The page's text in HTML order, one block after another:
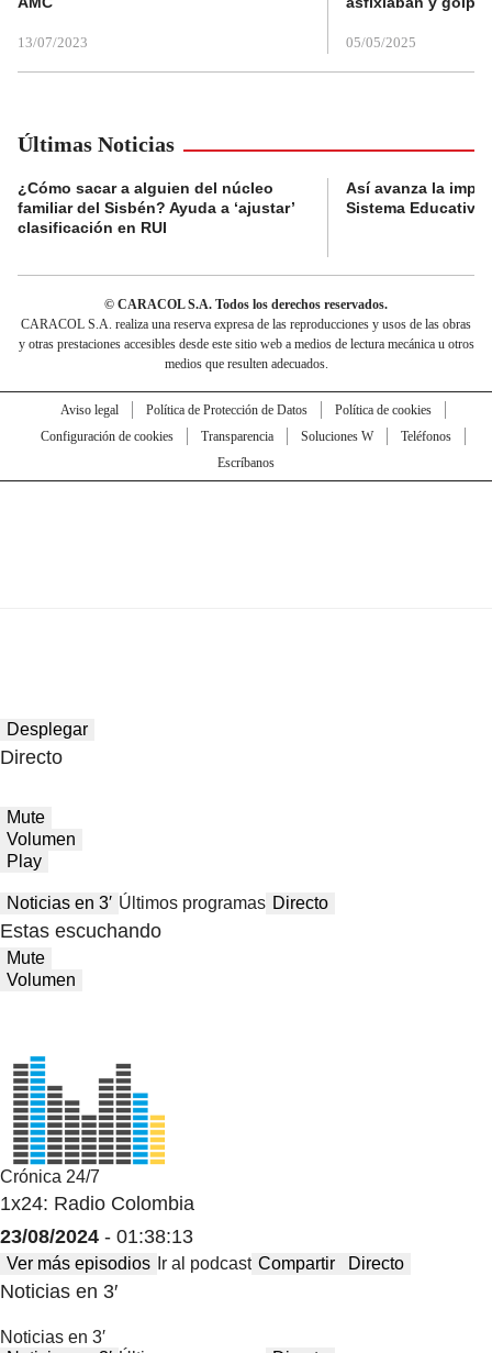
13/07/2023 05/05/2025
Últimas Noticias
¿Cómo sacar a alguien del núcleo
familiar del Sisbén? Ayuda a ‘ajustar’
clasificación en RUI
Así avanza la
Sistema Educativo
© CARACOL S.A. Todos los derechos reservados.
CARACOL S.A. realiza una reserva expresa de las reproducciones y usos de las obras
y otras prestaciones accesibles desde este sitio web a medios de lectura mecánica u otros
medios que resulten adecuados.
Aviso legal Política de Protección de Datos
Política de cookies
Configuración de cookies
Transparencia Soluciones W
Teléfonos
Escríbanos
Desplegar
Directo
Mute
Volumen
Play
Noticias en 3′ Últimos programas Directo
Estas escuchando
Mute
Volumen
Crónica 24/7
1x24: Radio Colombia
23/08/2024 - 01:38:13
Ver más episodios Ir al podcast Compartir Directo
Noticias en 3′
Noticias en 3′